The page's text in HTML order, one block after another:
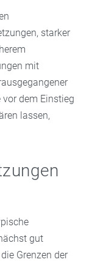
starker
mit
dem Einstieg
lassen,
gut
Grenzen der